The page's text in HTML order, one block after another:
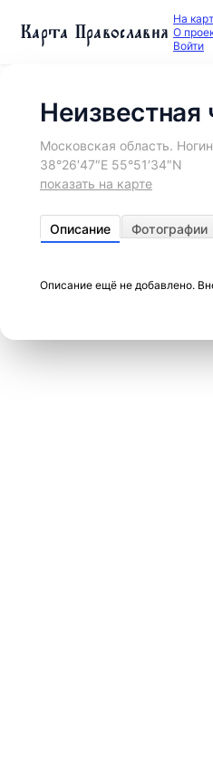
Карта Православия На
О
Войти
Неизвестная
Московская область.
38°26′47″E 55°51′34″N
показать на карте
Описание Фотографии
Описание ещё не добавлено.